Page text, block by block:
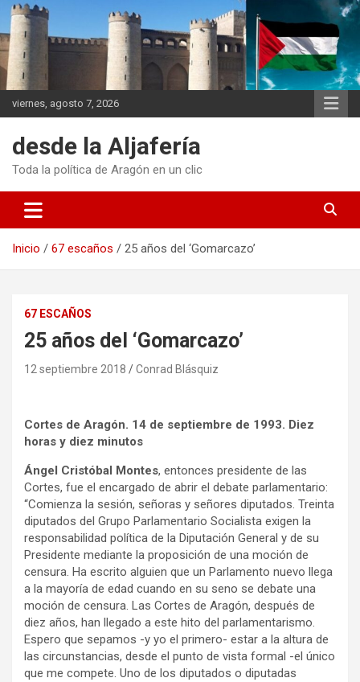
Saltar
contenido
viernes, agosto 7, 2026
desde la Aljafería
Toda la política de Aragón en un clic
Inicio 67 escaños 25 años del ‘Gomarcazo’
67 ESCAÑOS
25 años del ‘Gomarcazo’
12 septiembre 2018 Conrad Blásquiz
Cortes de Aragón. 14 de septiembre de 1993. Diez
horas y diez minutos
Ángel Cristóbal Montes, entonces presidente de las
Cortes, fue el encargado de abrir el debate parlamentario:
“Comienza la sesión, señoras y señores diputados. Treinta
diputados del Grupo Parlamentario Socialista exigen la
responsabilidad política de la Diputación General y de su
Presidente mediante la proposición de una moción de
censura. Ha escrito alguien que un Parlamento nuevo llega
a la mayoría de edad cuando en su seno se debate una
moción de censura. Las Cortes de Aragón, después de
diez años, han llegado a este hito del parlamentarismo.
Espero que sepamos -y yo el primero- estar a la altura de
las circunstancias, desde el punto de vista formal -el único
que me compete. Uno de los diputados o diputadas